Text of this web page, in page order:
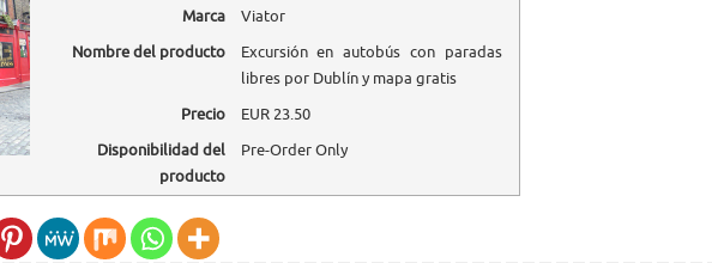
Marca
Viator
Nombre del producto
Excursión en autobús con paradas
libres por Dublín y mapa gratis
Precio
EUR23.50
Disponibilidad del
producto
Pre-Order Only